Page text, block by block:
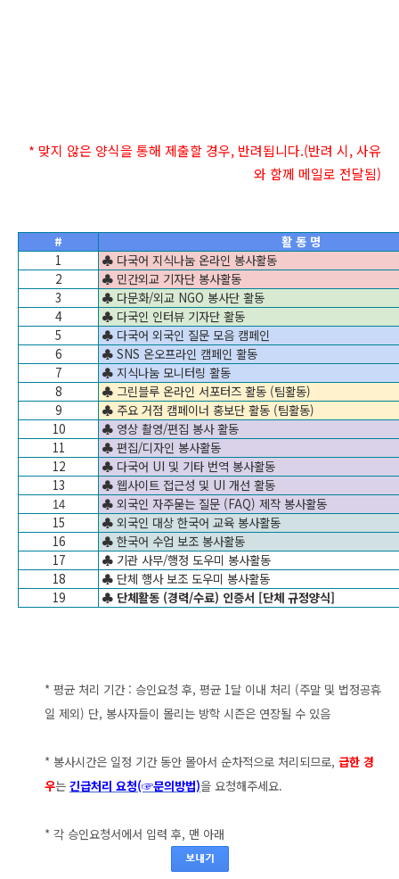
* 맞지 않은 양식을 통해 제출할 경우, 반려됩니다.(반려 시, 사유
와 함께 메일로 전달됨)
#
활 동 명
1
♣ 다국어 지식나눔 온라인 봉사활동
2
♣ 민간외교 기자단 봉사활동
3
♣ 다문화/외교 NGO 봉사단 활동
4
♣ 다국인 인터뷰 기자단 활동
5
♣ 다국어 외국인 질문 모음 캠페인
6
♣ SNS 온오프라인 캠페인 활동
7
♣ 지식나눔 모니터링 활동
8
♣ 그린블루 온라인 서포터즈 활동 (팀활동)
9
♣ 주요 거점 캠페이너 홍보단 활동 (팀활동)
10
♣ 영상 촬영/편집 봉사 활동
11
♣ 편집/디자인 봉사활동
12
♣ 다국어 UI 및 기타 번역 봉사활동
13
♣ 웹사이트 접근성 및 UI 개선 활동
14
♣ 외국인 자주묻는 질문 (FAQ) 제작 봉사활동
15
♣ 외국인 대상 한국어 교육 봉사활동
16
♣ 한국어 수업 보조 봉사활동
17
♣ 기관 사무/행정 도우미 봉사활동
18
♣ 단체 행사 보조 도우미 봉사활동
19 ♣ 단체활동 (경력/수료) 인증서 [단체 규정양식]
* 평균 처리 기간 : 승인요청 후, 평균 1달 이내 처리 (주말 및 법정공휴
일 제외) 단, 봉사자들이 몰리는 방학 시즌은 연장될 수 있음
* 봉사시간은 일정 기간 동안 몰아서 순차적으로 처리되므로, 급한 경
우는 긴급처리 요청(☞문의방법)을 요청해주세요.
* 각 승인요청서에서 입력 후, 맨 아래